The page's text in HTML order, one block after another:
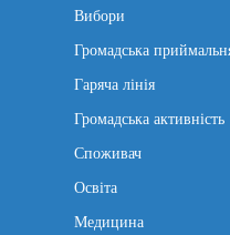
Вибори
Громадська
Гаряча лінія
Громадська активність
Споживач
Освіта
Медицина